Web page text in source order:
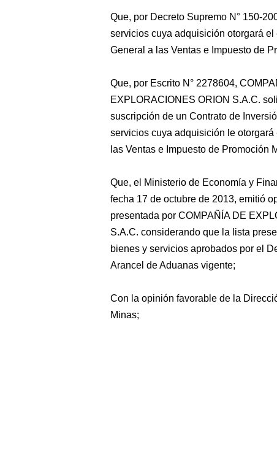
Que, por Decreto Supremo N° 150-
servicios cuya adquisición otorgará
General a las Ventas e Impuesto de
Que, por Escrito N° 2278604,
EXPLORACIONES ORION S.A.C.
suscripción de un Contrato de
servicios cuya adquisición le
las Ventas e Impuesto de Promoción
Que, el Ministerio de Economía y
fecha 17 de octubre de 2013, emitió
presentada por COMPAÑÍA DE
S.A.C. considerando que la lista
bienes y servicios aprobados por el
Arancel de Aduanas vigente;
Con la opinión favorable de la
Minas;